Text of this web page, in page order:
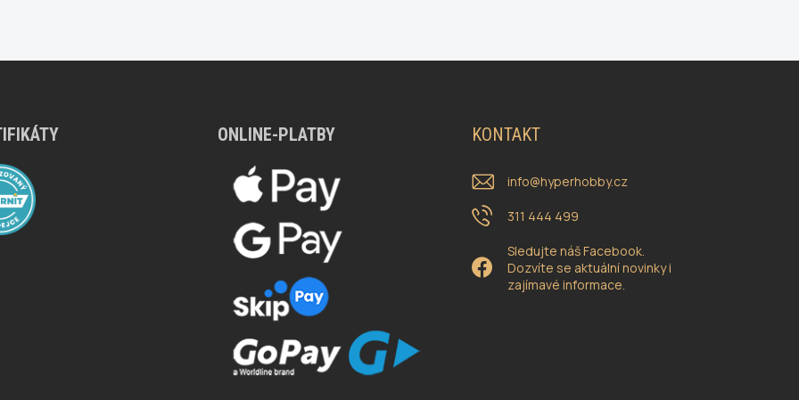
ONLINE-PLATBY KONTAKT
info@hyperhobby.cz
311 444 499
Sledujte náš Facebook.
Dozvíte se aktuální novinky i
zajímavé informace.